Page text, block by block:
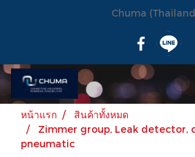
Chuma
หน้าแรก
สินค้าทั้งหมด
Zimmer group, Leak detector,
pneumatic